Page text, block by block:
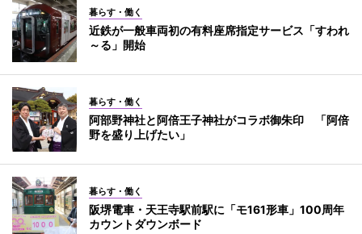
暮らす・働く
近鉄が一般車両初の有料座席指定サービス「すわれ
～る」開始
暮らす・働く
阿部野神社と阿倍王子神社がコラボ御朱印 「阿倍
野を盛り上げたい」
暮らす・働く
阪堺電車・天王寺駅前駅に「モ161形車」100周年
カウントダウンボード